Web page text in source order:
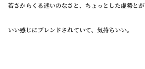
若さからくる迷いのなさと、ちょっとした虚勢とが
いい感じにブレンドされていて、気持ちいい。